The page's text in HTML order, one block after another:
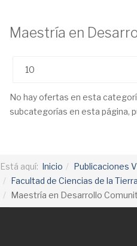
Maestría en
No hay ofertas en esta
subcategorías en esta página,
Está aquí: Inicio
Publicaciones
Facultad de Ciencias de la
Maestría en Desarrollo